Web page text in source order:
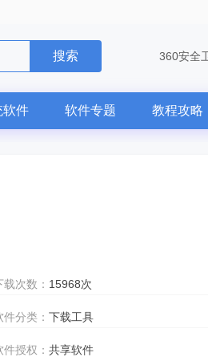
搜索 360安全
软件 软件专题 教程攻略
载次数： 15968次
件分类： 下载工具
件授权： 共享软件